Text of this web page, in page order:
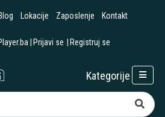
Blog Lokacije Zaposlenje Kontakt
Prijavi se Registruj se
Kategorije